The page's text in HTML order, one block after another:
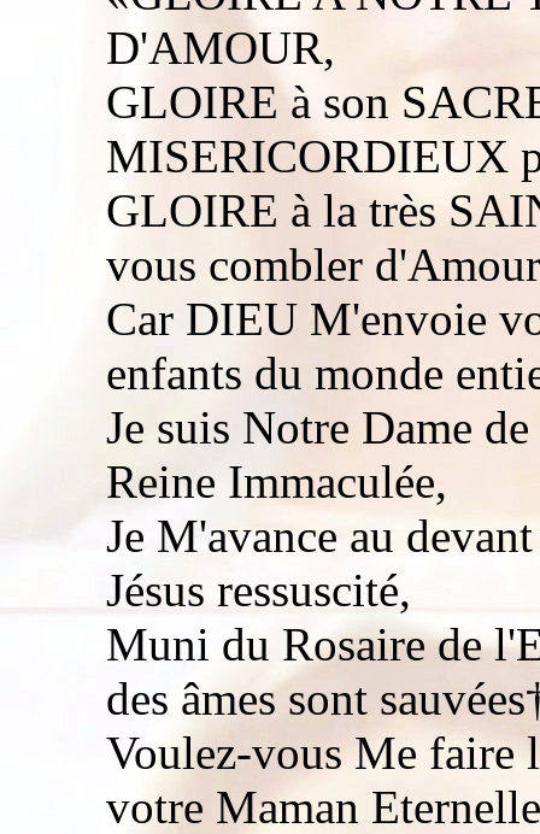
D'AMOUR,
GLOIRE à son
MISERICORDIEUX
GLOIRE à la très
vous combler
Car DIEU M'envoie
enfants du monde
Je suis Notre Dame
Reine Immaculée,
Je M'avance au
Jésus ressuscité,
Muni du Rosaire de
des âmes sont
Voulez-vous Me faire
votre Maman